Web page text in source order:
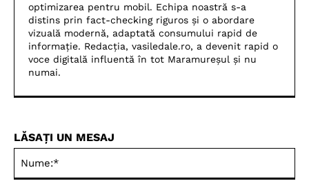
optimizarea pentru mobil. Echipa noastră s-a
distins prin fact-checking riguros și o abordare
vizuală modernă, adaptată consumului rapid de
informație. Redacția, vasiledale.ro, a devenit rapid o
voce digitală influentă în tot Maramureșul și nu
numai.
LĂSAȚI UN MESAJ